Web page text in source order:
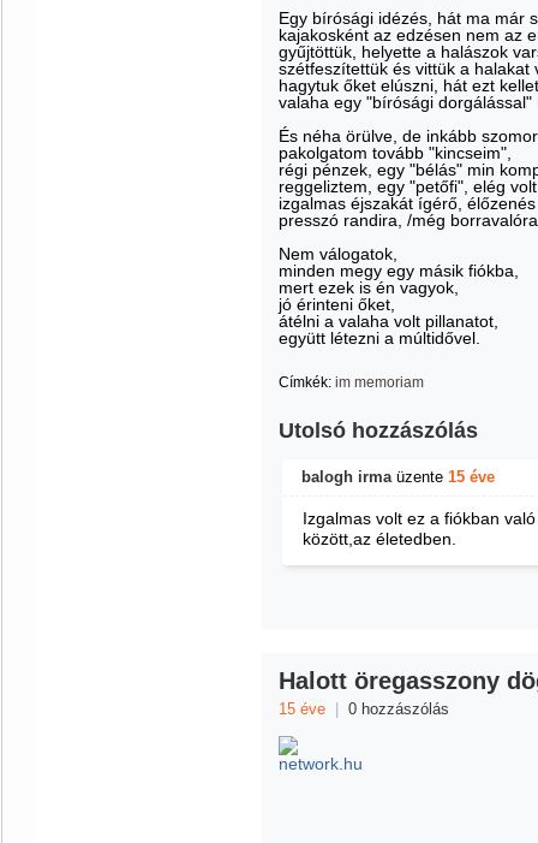
Egy bírósági idézés, hát ma már
kajakosként az edzésen nem az
gyűjtöttük, helyette a halászok
szétfeszítettük és vittük a halakat
hagytuk őket elúszni, hát ezt
valaha egy "bírósági dorgálással"
És néha örülve, de inkább
pakolgatom tovább "kincseim",
régi pénzek, egy "bélás" min
reggeliztem, egy "petőfi", elég
izgalmas éjszakát ígérő, élőzenés
presszó randira, /még
Nem válogatok,
minden megy egy másik fiókba,
mert ezek is én vagyok,
jó érinteni őket,
átélni a valaha volt pillanatot,
együtt létezni a múltidővel.
Címkék: im memoriam
Utolsó hozzászólás
balogh irmaüzente 15 éve
Izgalmas volt ez a fiókban
között,az életedben.
Halott öregasszony
15 éve 0 hozzászólás